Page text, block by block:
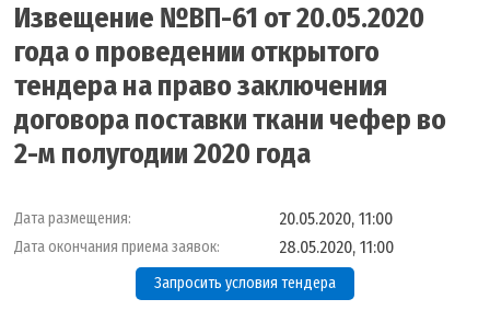
Извещение №ВП-61 от 20.05.2020
года о проведении открытого
тендера на право заключения
договора поставки ткани чефер во
2-м полугодии 2020 года
Дата размещения: 20.05.2020, 11:00
Дата окончания приема заявок: 28.05.2020, 11:00
Запросить условия тендера